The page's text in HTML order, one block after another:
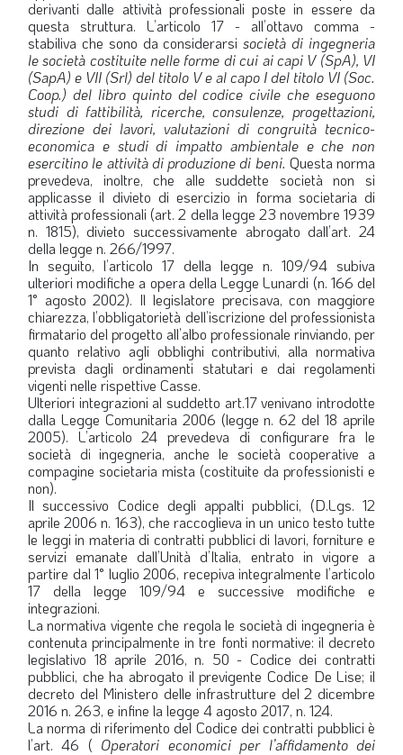
derivanti dalle attività professionali poste in essere da
questa struttura. L’articolo 17 - all’ottavo comma -
stabiliva che sono da considerarsisocietà di ingegneria
le società costituite nelle forme di cui ai capi V (SpA), VI
(SapA) e VII (Srl) del titolo V e al capo I del titolo VI (Soc.
Coop.) del libro quinto del codice civile che eseguono
studi di fattibilità, ricerche, consulenze, progettazioni,
direzione dei lavori, valutazioni di congruità tecnico-
economica e studi di impatto ambientale e che non
esercitino le attività di produzione di beni. Questa norma
prevedeva, inoltre, che alle suddette società non si
applicasse il divieto di esercizio in forma societaria di
attività professionali (art. 2 della legge 23 novembre 1939
n. 1815), divieto successivamente abrogato dall’art. 24
della legge n. 266/1997.
In seguito, l’articolo 17 della legge n. 109/94 subiva
ulteriori modifiche a opera della Legge Lunardi (n. 166 del
1° agosto 2002). Il legislatore precisava, con maggiore
chiarezza, l’obbligatorietà dell’iscrizione del professionista
firmatario del progetto all’albo professionale rinviando, per
quanto relativo agli obblighi contributivi, alla normativa
prevista dagli ordinamenti statutari e dai regolamenti
vigenti nelle rispettive Casse.
Ulteriori integrazioni al suddetto art.17 venivano introdotte
dalla Legge Comunitaria 2006 (legge n. 62 del 18 aprile
2005). L’articolo 24 prevedeva di configurare fra le
società di ingegneria, anche le società cooperative a
compagine societaria mista (costituite da professionisti e
non).
Il successivo Codice degli appalti pubblici, (D.Lgs. 12
aprile 2006 n. 163), che raccoglieva in un unico testo tutte
le leggi in materia di contratti pubblici di lavori, forniture e
servizi emanate dall’Unità d’Italia, entrato in vigore a
partire dal 1° luglio 2006, recepiva integralmente l’articolo
17 della legge 109/94 e successive modifiche e
integrazioni.
La normativa vigente che regola le società di ingegneria è
contenuta principalmente in tre fonti normative: il decreto
legislativo 18 aprile 2016, n. 50 - Codice dei contratti
pubblici, che ha abrogato il previgente Codice De Lise; il
decreto del Ministero delle infrastrutture del 2 dicembre
2016 n. 263, e infine la legge 4 agosto 2017, n. 124.
La norma di riferimento del Codice dei contratti pubblici è
l’art. 46 ( Operatori economici per l’affidamento dei